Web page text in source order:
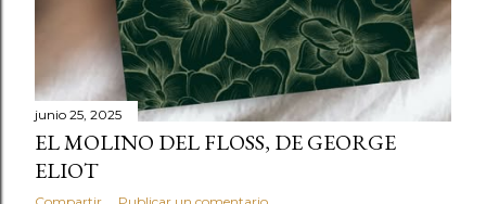
junio 25, 2025
EL MOLINO DEL FLOSS, DE GEORGE
ELIOT